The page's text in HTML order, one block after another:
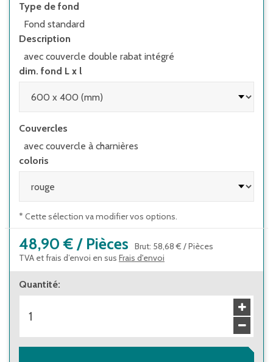
Type de fond
Fond standard
Description
avec couvercle double rabat intégré
dim. fond L x l
Couvercles
avec couvercle à charnières
coloris
* Cette sélection va modifier vos options.
48,90 € / Pièces Brut: 58,68 € /Pièces
TVA et frais d’envoi en sus Frais d'envoi
Quantité: